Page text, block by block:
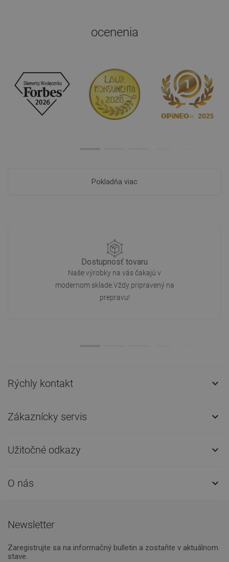
ocenenia
Pokladňa viac
Dostupnosť tovaru
Naše výrobky na vás čakajú v
modernom sklade.Vždy pripravený na
prepravu!
Rýchly kontakt 
Zákaznícky servis 
Užitočné odkazy 
O nás 
Newsletter
Zaregistrujte sa na informačný bulletin a zostaňte v aktuálnom
stave.